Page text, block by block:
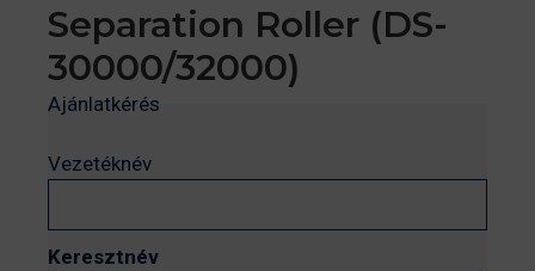
Separation Roller (DS-
30000/32000)
Ajánlatkérés
Vezetéknév
Keresztnév